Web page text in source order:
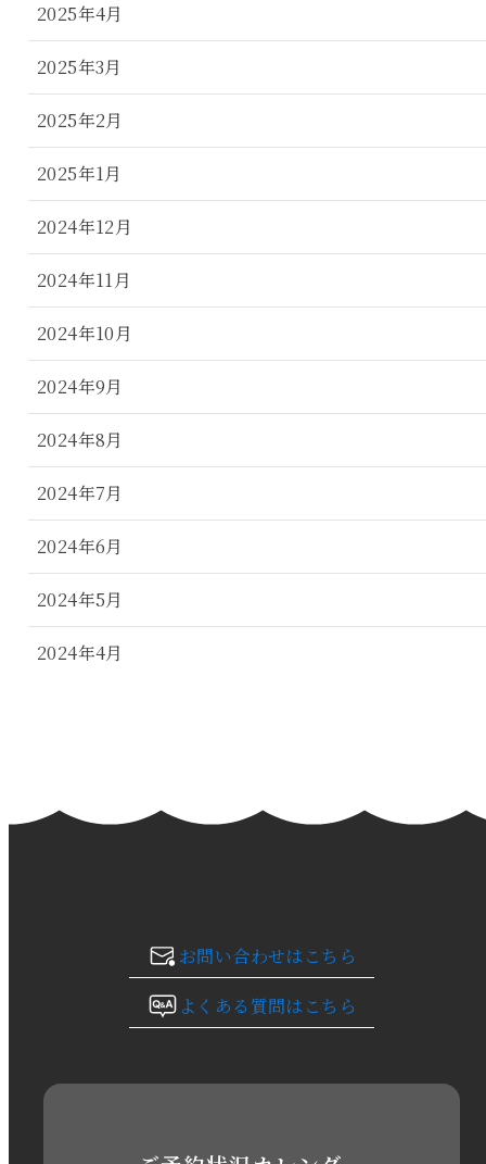
2025年4月
2025年3月
2025年2月
2025年1月
2024年12月
2024年11月
2024年10月
2024年9月
2024年8月
2024年7月
2024年6月
2024年5月
2024年4月
2024年1月
2023年10月
2023年8月
お問い合わせはこちら
よくある質問はこちら